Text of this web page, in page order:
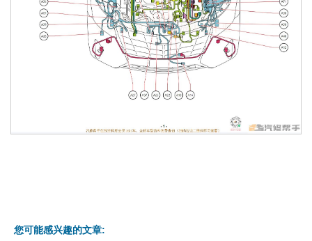
您可能感兴趣的文章: